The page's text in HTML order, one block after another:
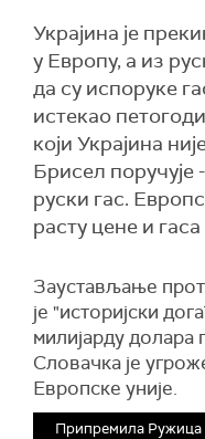
Украјина је
у Европу, а из
да су испоруке
истекао
који Украјина
Брисел поручује
руски гас.
расту цене и гаса
Заустављање
је "историјски
милијарду долара
Словачка је
Европске уније.
Припремила